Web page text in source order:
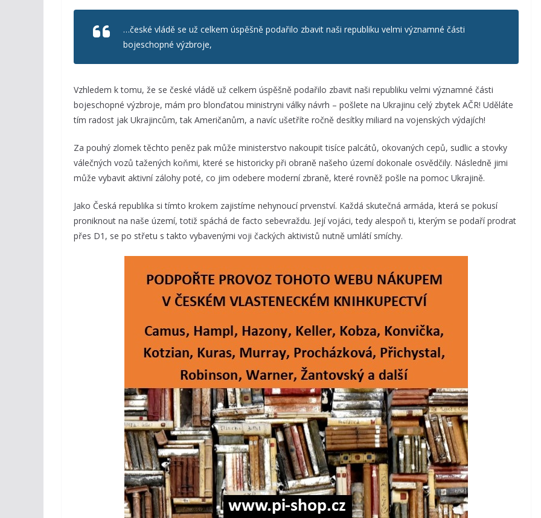
…české vládě se už celkem úspěšně podařilo zbavit naši republiku velmi významné části
bojeschopné výzbroje,
Vzhledem k tomu, že se české vládě už celkem úspěšně podařilo zbavit naši republiku velmi významné části
bojeschopné výzbroje, mám pro blonďatou ministryni války návrh – pošlete na Ukrajinu celý zbytek AČR! Uděláte
tím radost jak Ukrajincům, tak Američanům, a navíc ušetříte ročně desítky miliard na vojenských výdajích!
Za pouhý zlomek těchto peněz pak může ministerstvo nakoupit tisíce palcátů, okovaných cepů, sudlic a stovky
válečných vozů tažených koňmi, které se historicky při obraně našeho území dokonale osvědčily. Následně jimi
může vybavit aktivní zálohy poté, co jim odebere moderní zbraně, které rovněž pošle na pomoc Ukrajině.
Jako Česká republika si tímto krokem zajistíme nehynoucí prvenství. Každá skutečná armáda, která se pokusí
proniknout na naše území, totiž spáchá de facto sebevraždu. Její vojáci, tedy alespoň ti, kterým se podaří prodrat
přes D1, se po střetu s takto vybavenými voji čackých aktivistů nutně umlátí smíchy.